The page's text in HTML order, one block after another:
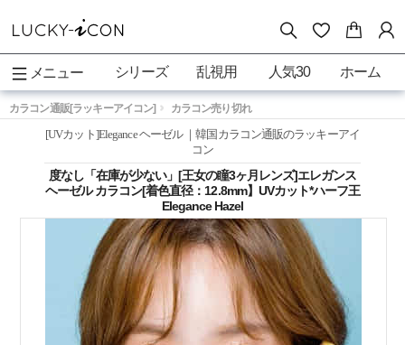
メニュー シリーズ 乱視用 人気30 ホーム
カラコン通販[ラッキーアイコン] カラコン売り切れ
[UVカット]Elegance ヘーゼル ｜韓国カラコン通販のラッキーアイ
コン
度なし「在庫が少ない」[王女の瞳3ヶ月レンズ]エレガンス
ヘーゼル カラコン[着色直径：12.8mm】UVカット*ハーフ王
Elegance Hazel